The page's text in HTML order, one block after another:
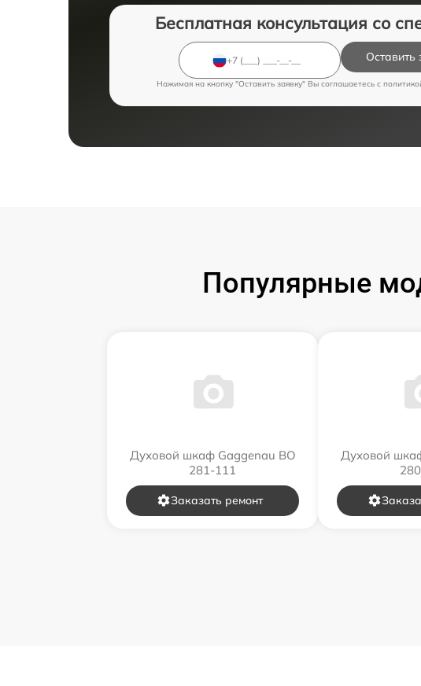
Бесплатная консультация со
Оставить
Нажимая на кнопку "Оставить заявку" Вы соглашаетесь c
Популярные
Духовой шкаф Gaggenau BO
281-111
Заказать ремонт
Духовой